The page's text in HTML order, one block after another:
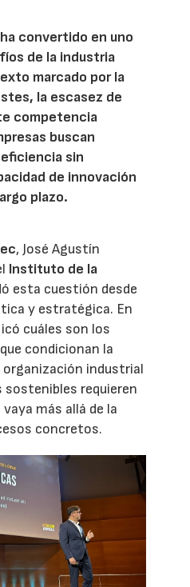
convertido en uno
de la industria
marcado por la
la escasez de
competencia
buscan
sin
de innovación
plazo.
, José Agustín
Instituto de la
esta cuestión desde
y estratégica. En
cuáles son los
condicionan la
organización industrial
sostenibles requieren
más allá de la
concretos.